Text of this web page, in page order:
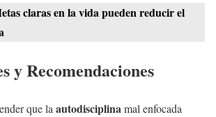
claras en la vida pueden reducir el
y Recomendaciones
que la autodisciplinamal enfocada